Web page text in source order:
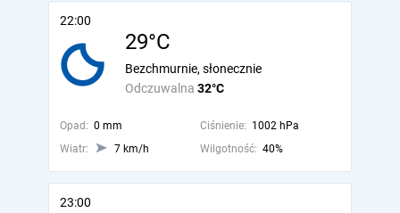
22:00
29°C
Odczuwalna 32°C
Bezchmurnie, słonecznie
Opad: 0 mm Ciśnienie: 1002 hPa
Wiatr:
7 km/h Wilgotność: 40%
23:00